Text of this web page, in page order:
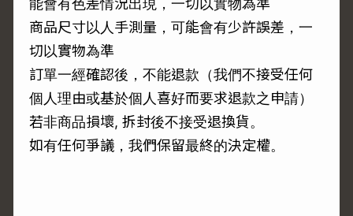
能會有色差情況出現，一切以實物為準
商品尺寸以人手測量，可能會有少許誤差，一
切以實物為準
訂單一經確認後，不能退款（我們不接受任何
個人理由或基於個人喜好而要求退款之申請）
若非商品損壞, 拆封後不接受退換貨。
如有任何爭議，我們保留最終的決定權。